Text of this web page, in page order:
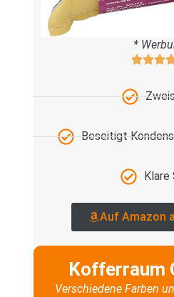
*
Beseitigt
Klare
Auf Amazon
Kofferraum
Verschiedene Farben